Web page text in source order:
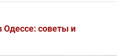
Одессе: советы и